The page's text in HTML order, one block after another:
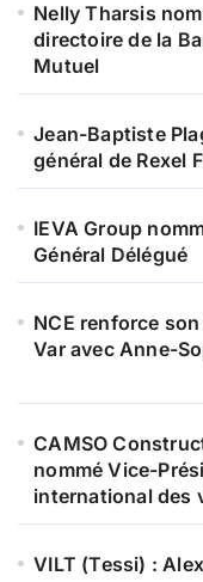
Nelly Tharsis
directoire de la
Mutuel
Jean-Baptiste
général de Rexel
IEVA Group
Général Délégué
NCE renforce
Var avec Anne-
CAMSO
nommé Vice-
international des
VILT (Tessi) :